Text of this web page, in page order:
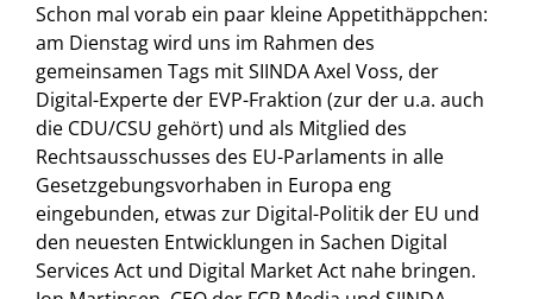
Schon mal vorab ein paar kleine Appetithäppchen:
am Dienstag wird uns im Rahmen des
gemeinsamen Tags mit SIINDA Axel Voss, der
Digital-Experte der EVP-Fraktion (zur der u.a. auch
die CDU/CSU gehört) und als Mitglied des
Rechtsausschusses des EU-Parlaments in alle
Gesetzgebungsvorhaben in Europa eng
eingebunden, etwas zur Digital-Politik der EU und
den neuesten Entwicklungen in Sachen Digital
Services Act und Digital Market Act nahe bringen.